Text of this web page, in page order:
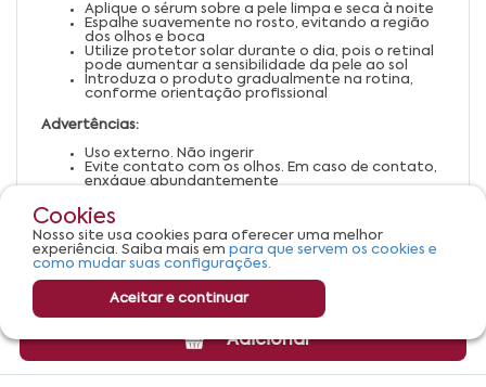
Adicionar
Aplique o sérum sobre a pele limpa e seca à noite
Espalhe suavemente no rosto, evitando a região
dos olhos e boca
Utilize protetor solar durante o dia, pois o retinal
pode aumentar a sensibilidade da pele ao sol
Introduza o produto gradualmente na rotina,
conforme orientação profissional
Advertências:
Uso externo. Não ingerir
Evite contato com os olhos. Em caso de contato,
enxágue abundantemente
Não utilizar durante a gravidez ou lactação sem
orientação médica
Mantenha fora do alcance de crianças
Armazene em local fresco, seco e ao abrigo da luz
Cookies
Nosso site usa cookies para oferecer uma melhor
experiência. Saiba mais em para que servem os cookies e
como mudar suas configurações.
Aceitar e continuar